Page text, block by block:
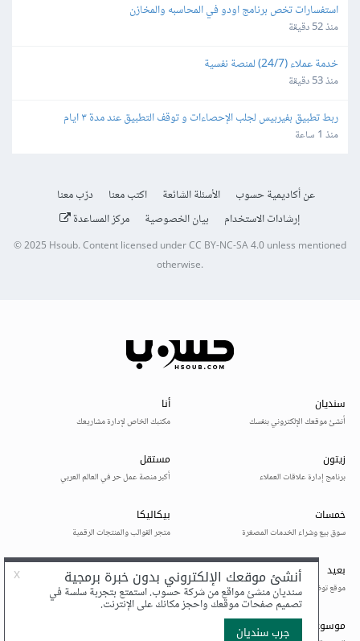
استفسارات تخص برنامج اودو في المحاسبه والمخازن
منذ 52 دقيقة
خدمة عملاء (24/7) لمنصة نفسية
منذ 53 دقيقة
ربط تطبيق بفيربيس لجلب الإحصاءات و توقف التطبيق عند مدة ٣ ايام
منذ 1 ساعة
عن أكاديمية حسوب الأسئلة الشائعة اكتب معنا
درّب معنا
إرشادات الاستخدام
بيان الخصوصية مركز المساعدة
© 2025 Hsoub.Content licensed underCC BY-NC-SA 4.0unless mentioned
otherwise.